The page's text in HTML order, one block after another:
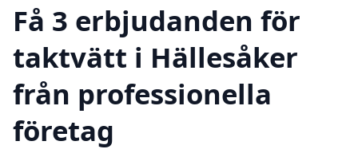
Få 3 erbjudanden för
taktvätt i Hällesåker
från professionella
företag